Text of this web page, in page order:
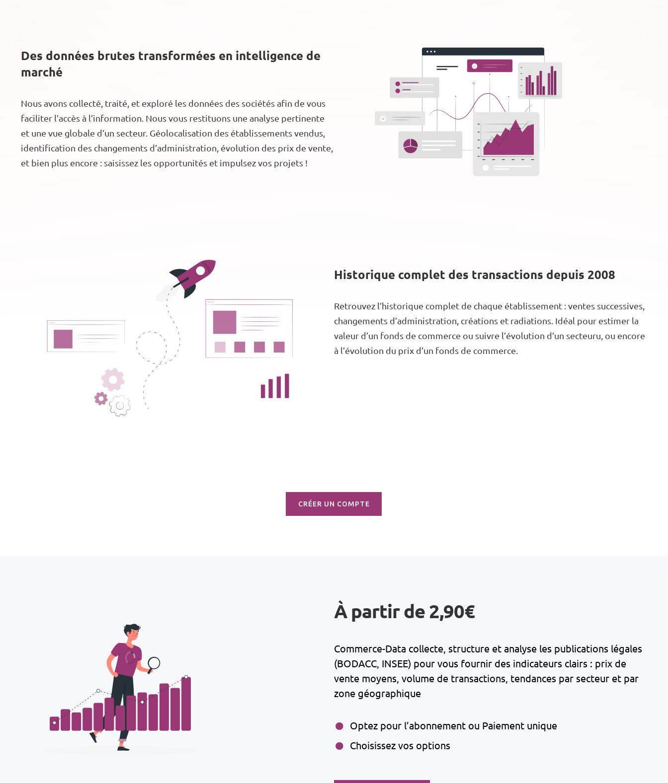
Des données brutes transformées en intelligence de
marché
Nous avons collecté, traité, et exploré les données des sociétés afin de vous
faciliter l’accès à l’information. Nous vous restituons une analyse pertinente
et une vue globale d’un secteur. Géolocalisation des établissements vendus,
identification des changements d’administration, évolution des prix de vente,
et bien plus encore : saisissez les opportunités et impulsez vos projets !
Historique complet des transactions depuis 2008
Retrouvez l’historique complet de chaque établissement : ventes successives,
changements d’administration, créations et radiations. Idéal pour estimer la
valeur d’un fonds de commerce ou suivre l’évolution d’un secteuru, ou encore
à l’évolution du prix d’un fonds de commerce.
CRÉER UN COMPTE
À partir de 2,90€
Commerce-Data collecte, structure et analyse les publications légales
(BODACC, INSEE) pour vous fournir des indicateurs clairs : prix de
vente moyens, volume de transactions, tendances par secteur et par
zone géographique
Optez pour l’abonnement ou Paiement unique
Choisissez vos options